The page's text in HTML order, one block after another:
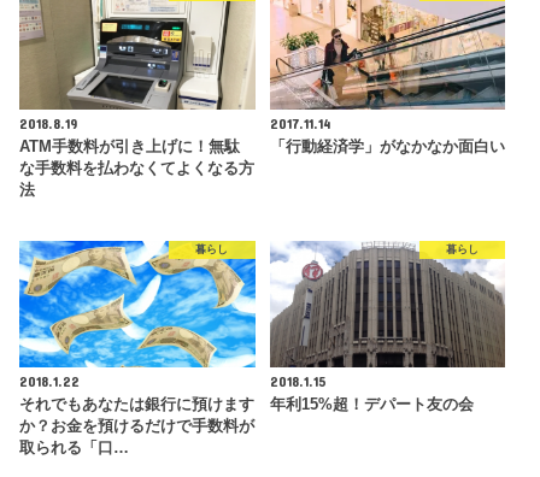
2018.8.19
ATM手数料が引き上げに！無駄
な手数料を払わなくてよくなる方
法
2017.11.14
「行動経済学」がなかなか面白い
暮らし
2018.1.22
それでもあなたは銀行に預けます
か？お金を預けるだけで手数料が
取られる「口…
暮らし
2018.1.15
年利15%超！デパート友の会